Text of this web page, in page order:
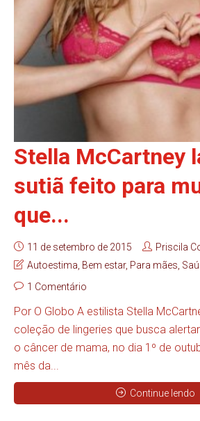
Stella McCartney
sutiã feito para
que...
11 de setembro de 2015
Priscila
Autoestima Bem estar, Para mães
1 Comentário
Por O Globo A estilista Stella
coleção de lingeries que busca
o câncer de mama, no dia 1º de
mês da...
Continue lendo